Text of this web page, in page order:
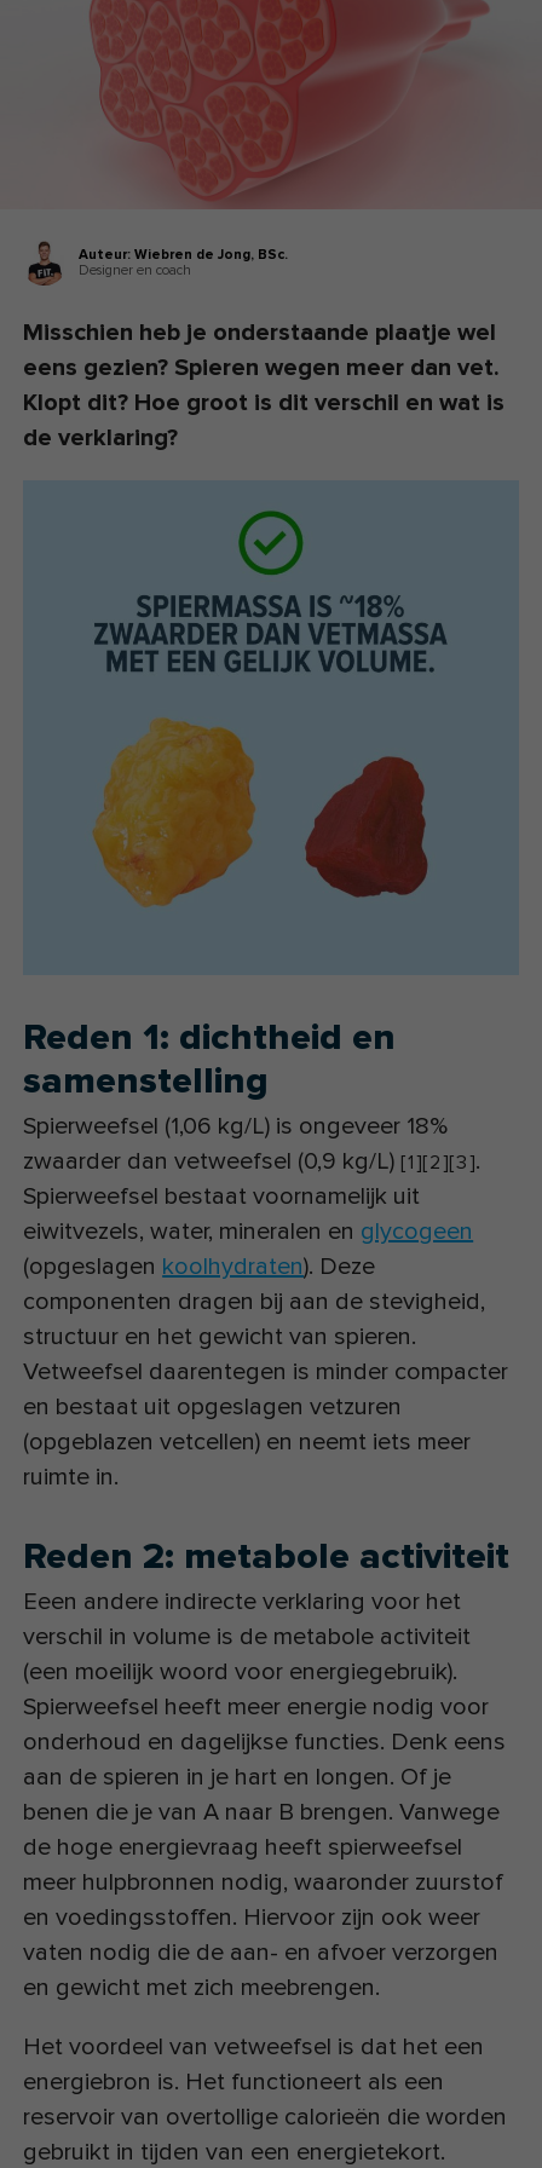
Auteur: Wiebren de Jong, BSc.
Designer en coach
Misschien heb je onderstaande plaatje wel
eens gezien? Spieren wegen meer dan vet.
Klopt dit? Hoe groot is dit verschil en wat is
de verklaring?
Reden 1: dichtheid en
samenstelling
Spierweefsel (1,06 kg/L) is ongeveer 18%
zwaarder dan vetweefsel (0,9 kg/L) [1][2][3].
Spierweefsel bestaat voornamelijk uit
eiwitvezels, water, mineralen en glycogeen
(opgeslagen koolhydraten). Deze
componenten dragen bij aan de stevigheid,
structuur en het gewicht van spieren.
Vetweefsel daarentegen is minder compacter
en bestaat uit opgeslagen vetzuren
(opgeblazen vetcellen) en neemt iets meer
ruimte in.
Reden 2: metabole activiteit
Eeen andere indirecte verklaring voor het
verschil in volume is de metabole activiteit
(een moeilijk woord voor energiegebruik).
Spierweefsel heeft meer energie nodig voor
onderhoud en dagelijkse functies. Denk eens
aan de spieren in je hart en longen. Of je
benen die je van A naar B brengen. Vanwege
de hoge energievraag heeft spierweefsel
meer hulpbronnen nodig, waaronder zuurstof
en voedingsstoffen. Hiervoor zijn ook weer
vaten nodig die de aan- en afvoer verzorgen
en gewicht met zich meebrengen.
Het voordeel van vetweefsel is dat het een
energiebron is. Het functioneert als een
reservoir van overtollige calorieën die worden
gebruikt in tijden van een energietekort.